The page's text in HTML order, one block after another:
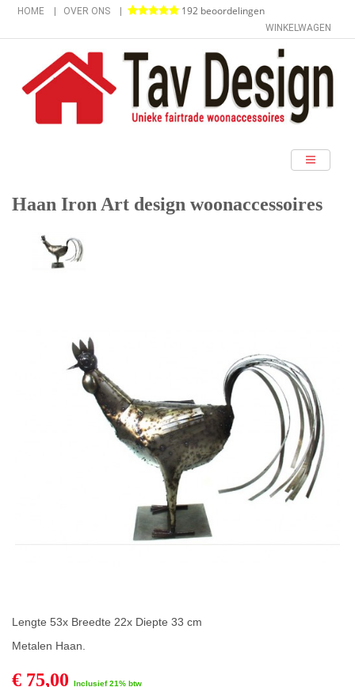
HOME OVER ONS 192 beoordelingen
WINKELWAGEN
Haan Iron Art design woonaccessoires
Lengte 53x Breedte 22x Diepte 33 cm
Metalen Haan.
€ 75,00 Inclusief 21% btw